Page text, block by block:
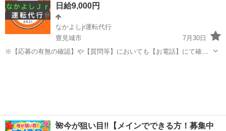
企業での製造補助】...日給9,000円
なかよしjr運転代行
豊見城市
7月30日
※【応募の有無の確認】や【質問等】においても【お電話】にて確認
🌺今が狙い目‼️【メインでできる方！募集中